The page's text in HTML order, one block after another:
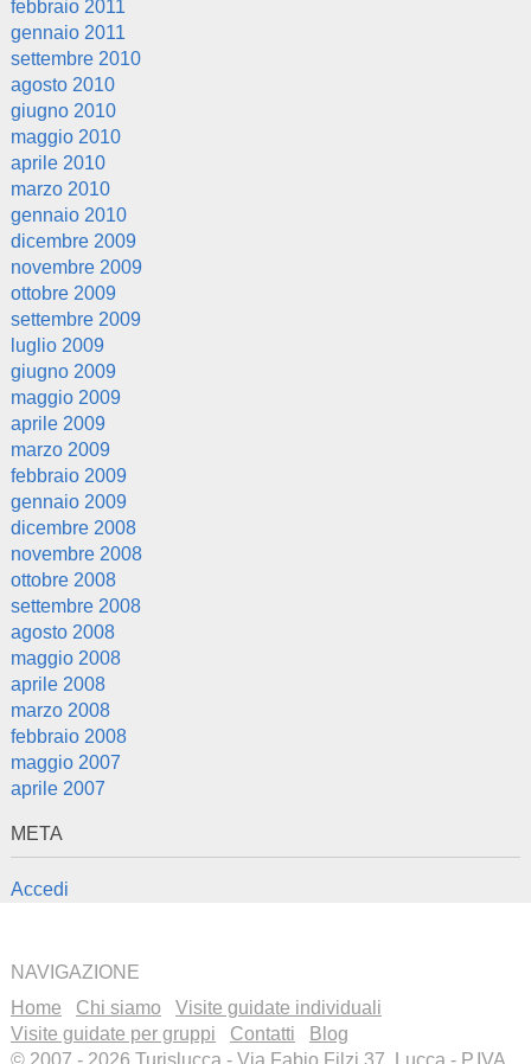
febbraio 2011
gennaio 2011
settembre 2010
agosto 2010
giugno 2010
maggio 2010
aprile 2010
marzo 2010
gennaio 2010
dicembre 2009
novembre 2009
ottobre 2009
settembre 2009
luglio 2009
giugno 2009
maggio 2009
aprile 2009
marzo 2009
febbraio 2009
gennaio 2009
dicembre 2008
novembre 2008
ottobre 2008
settembre 2008
agosto 2008
maggio 2008
aprile 2008
marzo 2008
febbraio 2008
maggio 2007
aprile 2007
META
Accedi
NAVIGAZIONE
Home
Chi siamo
Visite guidate individuali
Visite guidate per gruppi
Contatti
Blog